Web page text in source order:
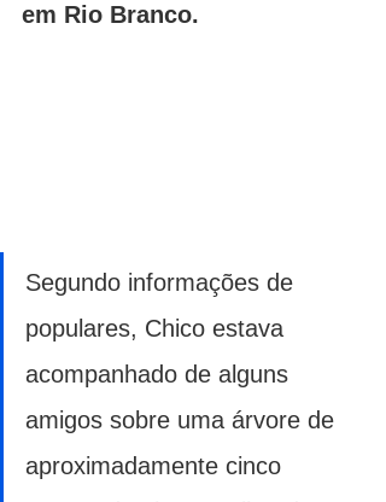
em Rio Branco.
Segundo informações de
populares, Chico estava
acompanhado de alguns
amigos sobre uma árvore de
aproximadamente cinco